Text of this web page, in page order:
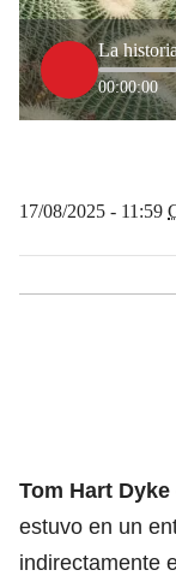
00:00:00
17/08/2025 - 11:59
Tom Hart Dyke
estuvo en un
indirectamente